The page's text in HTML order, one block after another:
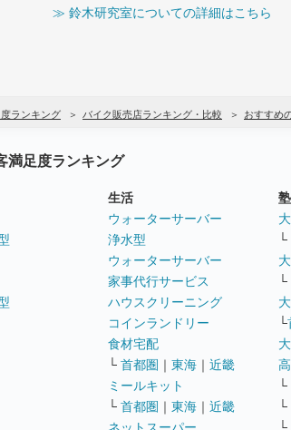
≫ 鈴木研究室についての詳細はこちら
ランキング バイク販売店ランキング・比較 おすすめ
満足度ランキング
生活
ウォーターサーバー
浄水型
ウォーターサーバー
家事代行サービス
ハウスクリーニング
コインランドリー
食材宅配
└ 首都圏 ｜ 東海 ｜ 近畿
ミールキット
└ 首都圏 ｜ 東海 ｜ 近畿
塾
└
└
└
└
└